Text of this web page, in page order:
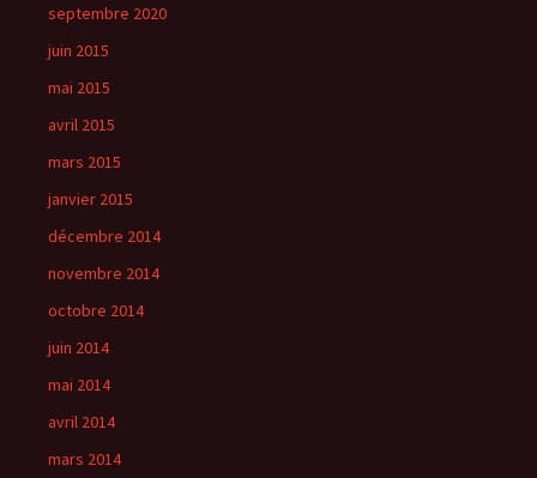
septembre 2020
juin 2015
mai 2015
avril 2015
mars 2015
janvier 2015
décembre 2014
novembre 2014
octobre 2014
juin 2014
mai 2014
avril 2014
mars 2014